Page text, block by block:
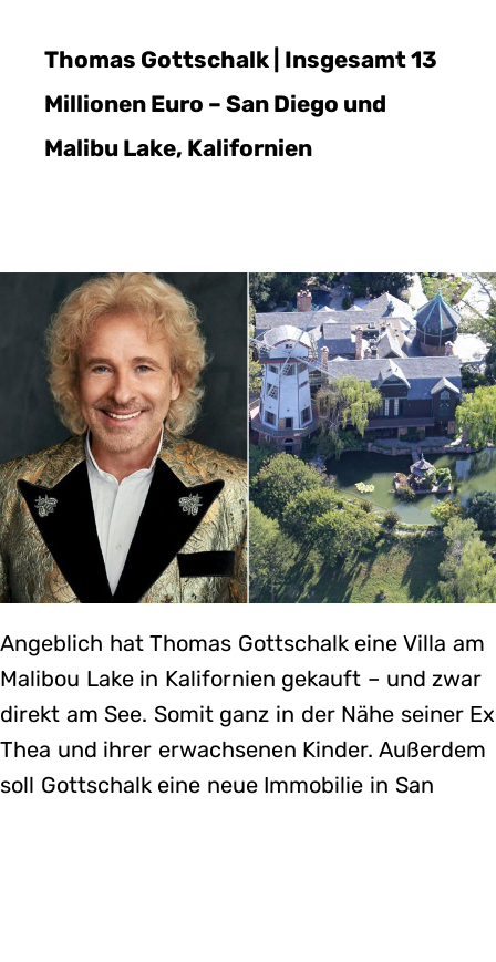
Thomas Gottschalk | Insgesamt 13
Millionen Euro – San Diego und
Malibu Lake, Kalifornien
Angeblich hat Thomas Gottschalk eine Villa am
Malibou Lake in Kalifornien gekauft – und zwar
direkt am See. Somit ganz in der Nähe seiner Ex
Thea und ihrer erwachsenen Kinder. Außerdem
soll Gottschalk eine neue Immobilie in San